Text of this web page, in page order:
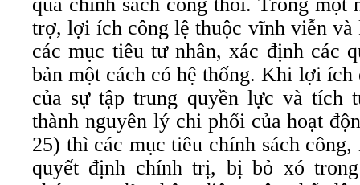
trợ, lợi ích công lệ thuộc vĩnh viễn và
các mục tiêu tư nhân, xác định các
bản một cách có hệ thống. Khi lợi ích
của sự tập trung quyền lực và tích
thành nguyên lý chi phối của hoạt
25) thì các mục tiêu chính sách
quyết định chính trị, bị bỏ xó